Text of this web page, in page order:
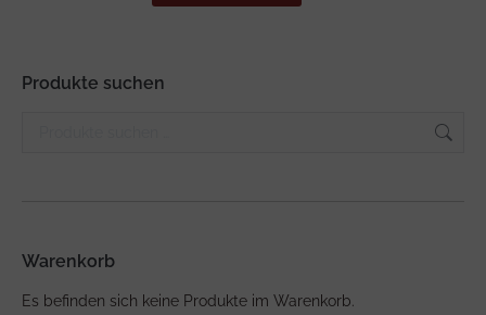
Produkte suchen
Warenkorb
Es befinden sich keine Produkte im Warenkorb.